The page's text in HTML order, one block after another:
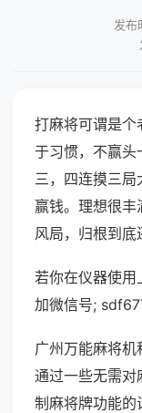
发布
打麻将可谓是个
于习惯，不赢头
三，四连摸三
赢钱。理想很丰
风局，归根到底
若你在仪器使用
加微信号;
广州万能麻将
通过一些无需对
制麻将牌功能的